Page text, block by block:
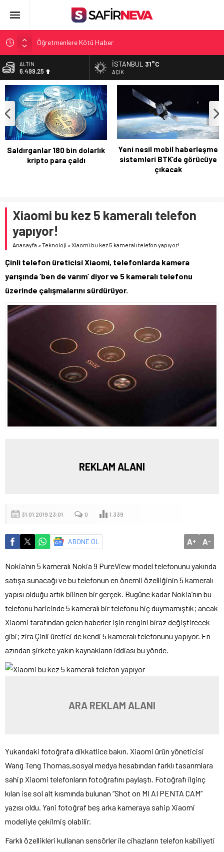
Öğretmenlere Kötü Haber
FETÖ’nün kritik ismi tutuklandı
Son dakika… İstanbul’da trafik felç
Yunanistan Başbakanı Çipras Türkiye’ye gelecek
Açlık Sınırı Açıklandı
ALTIN
6.499,25
BİST
13.798,82
DOLAR
47,5921
EURO
54,9747
İSTANBUL 31°C
AÇIK
Saldırganlar 180 bin dolarlık
kripto para çaldı
Yeni nesil mobil haberleşme
sistemleri BTK’de görücüye
çıkacak
Xiaomi bu kez 5 kameralı telefon
yapıyor!
Anasayfa »Teknoloji »Xiaomi bu kez 5 kameralı telefon yapıyor!
Çinli telefon üreticisi Xiaomi, telefonlarda kamera
yarışında ‘ben de varım’ diyor ve 5 kameralı telefonu
üzerinde çalışmalarını sürdürüyor.
REKLAM ALANI
31.01.2019 23:01 0 1.339
ABONE OL A+ A-
Nokia’nın 5 kameralı Nokia 9 PureView model telefonunu yakında
satışa sunacağı ve bu telefonun en önemli özelliğinin 5 kameralı
yapısı olduğu artık bilinen bir gerçek. Bugüne kadar Nokia’nın bu
telefonu haricinde 5 kameralı bir telefonu hiç duymamıştık; ancak
Xiaomi tarafından gelen haberler işin rengini biraz değiştirecek
gibi; zira Çinli üretici de kendi 5 kameralı telefonunu yapıyor. En
azından şirkete yakın kaynakların iddiası bu yönde.
ARA REKLAM ALANI
Yukarıdaki fotoğrafa dikkatlice bakın. Xiaomi ürün yöneticisi
Wang Teng Thomas,sosyal medya hesabından farklı tasarımlara
sahip Xiaomi telefonların fotoğrafını paylaştı. Fotoğrafı ilginç
kılan ise sol alt kısmında bulunan “Shot on MI AI PENTA CAM”
yazısı oldu. Yani fotoğraf beş arka kameraya sahip Xiaomi
modeliyle çekilmiş olabilir.
Farklı özellikleri kullanan sensörler ile cihazların telefon kabiliyeti